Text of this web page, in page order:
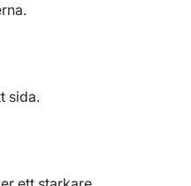
sida.